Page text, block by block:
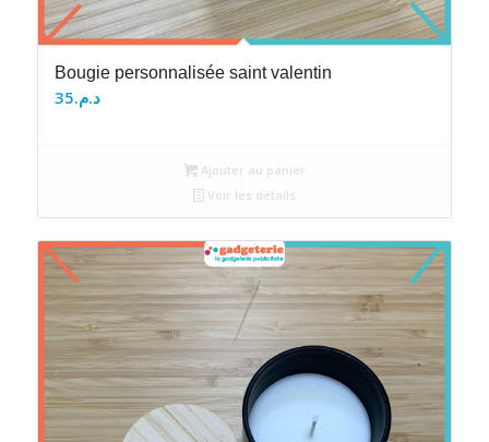
Bougie personnalisée saint valentin
د.م.35
Ajouter au panier
Voir les détails